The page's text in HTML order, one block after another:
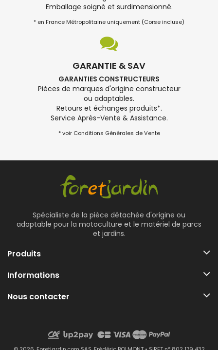
Emballage soigné et surdimensionné.
* en France Métropolitaine uniquement (Corse incluse)
GARANTIE & SAV
GARANTIES CONSTRUCTEURS
Pièces de marques d'origine constructeur
ou adaptables.
Retours et échanges produits*.
Service Après-Vente & Assistance.
* voir Conditions Générales de Vente
Spécialiste de la pièce détachée d'origine ou
adaptable pour la motoculture et le matériel de parcs
et jardins.
Produits
Informations
Nous contacter